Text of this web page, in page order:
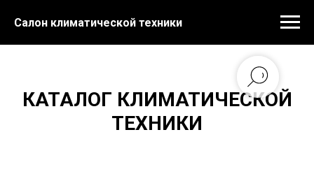
Салон климатической техники
КАТАЛОГ КЛИМАТИЧЕСКОЙ
ТЕХНИКИ